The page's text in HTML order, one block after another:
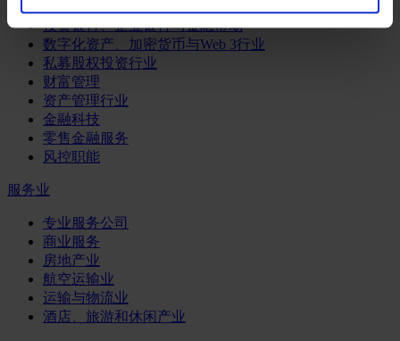
投资银行、企业银行与金融市场
数字化资产、加密货币与Web 3行业
私募股权投资行业
财富管理
资产管理行业
金融科技
零售金融服务
风控职能
服务业
专业服务公司
商业服务
房地产业
航空运输业
运输与物流业
酒店、旅游和休闲产业